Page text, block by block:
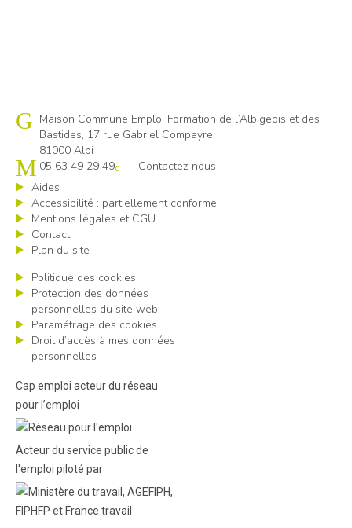
Cap emploi 81
Maison Commune Emploi Formation de l’Albigeois et des
Bastides, 17 rue Gabriel Compayre
81000 Albi
05 63 49 29 49
Contactez-nous
Aides
Accessibilité : partiellement conforme
Mentions légales et CGU
Contact
Plan du site
Politique des cookies
Protection des données
personnelles du site web
Paramétrage des cookies
Droit d’accès à mes données
personnelles
Cap emploi acteur du réseau
pour l’emploi
Acteur du service public de
l'emploi piloté par